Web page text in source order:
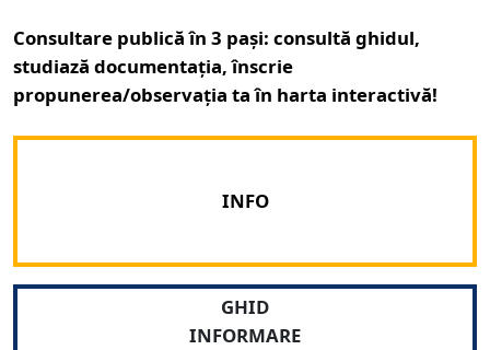
Consultare publică în 3 pași: consultă ghidul,
studiază documentația, înscrie
propunerea/observația ta în harta interactivă!
Pașii consultării publice
INFO
GHID
INFORMARE